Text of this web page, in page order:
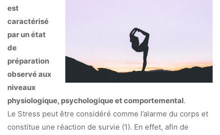
est
caractérisé
par un état
de
préparation
observé aux
niveaux
physiologique, psychologique et comportemental.
Le Stress peut être considéré comme l’alarme du corps et
constitue une réaction de survie (1). En effet, afin de